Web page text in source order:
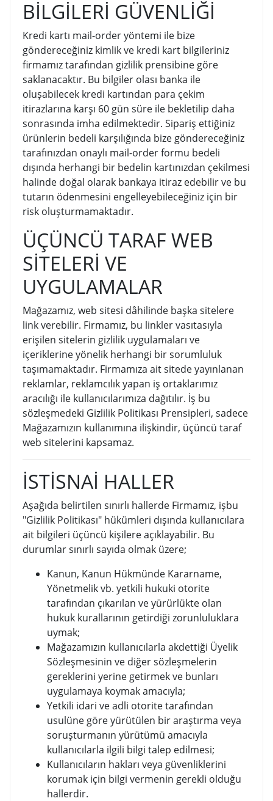
BİLGİLERİ GÜVENLİĞİ
Kredi kartı mail-order yöntemi ile bize
göndereceğiniz kimlik ve kredi kart bilgileriniz
firmamız tarafından gizlilik prensibine göre
saklanacaktır. Bu bilgiler olası banka ile
oluşabilecek kredi kartından para çekim
itirazlarına karşı 60 gün süre ile bekletilip daha
sonrasında imha edilmektedir. Sipariş ettiğiniz
ürünlerin bedeli karşılığında bize göndereceğiniz
tarafınızdan onaylı mail-order formu bedeli
dışında herhangi bir bedelin kartınızdan çekilmesi
halinde doğal olarak bankaya itiraz edebilir ve bu
tutarın ödenmesini engelleyebileceğiniz için bir
risk oluşturmamaktadır.
ÜÇÜNCÜ TARAF WEB
SİTELERİ VE
UYGULAMALAR
Mağazamız, web sitesi dâhilinde başka sitelere
link verebilir. Firmamız, bu linkler vasıtasıyla
erişilen sitelerin gizlilik uygulamaları ve
içeriklerine yönelik herhangi bir sorumluluk
taşımamaktadır. Firmamıza ait sitede yayınlanan
reklamlar, reklamcılık yapan iş ortaklarımız
aracılığı ile kullanıcılarımıza dağıtılır. İş bu
sözleşmedeki Gizlilik Politikası Prensipleri, sadece
Mağazamızın kullanımına ilişkindir, üçüncü taraf
web sitelerini kapsamaz.
İSTİSNAİ HALLER
Aşağıda belirtilen sınırlı hallerde Firmamız, işbu
"Gizlilik Politikası" hükümleri dışında kullanıcılara
ait bilgileri üçüncü kişilere açıklayabilir. Bu
durumlar sınırlı sayıda olmak üzere;
Kanun, Kanun Hükmünde Kararname,
Yönetmelik vb. yetkili hukuki otorite
tarafından çıkarılan ve yürürlükte olan
hukuk kurallarının getirdiği zorunluluklara
uymak;
Mağazamızın kullanıcılarla akdettiği Üyelik
Sözleşmesinin ve diğer sözleşmelerin
gereklerini yerine getirmek ve bunları
uygulamaya koymak amacıyla;
Yetkili idari ve adli otorite tarafından
usulüne göre yürütülen bir araştırma veya
soruşturmanın yürütümü amacıyla
kullanıcılarla ilgili bilgi talep edilmesi;
Kullanıcıların hakları veya güvenliklerini
korumak için bilgi vermenin gerekli olduğu
hallerdir.